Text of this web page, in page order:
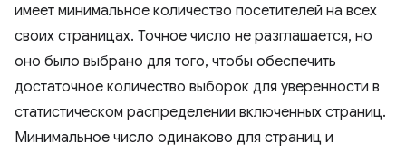
имеет минимальное количество посетителей на всех
своих страницах. Точное число не разглашается, но
оно было выбрано для того, чтобы обеспечить
достаточное количество выборок для уверенности в
статистическом распределении включенных страниц.
Минимальное число одинаково для страниц и